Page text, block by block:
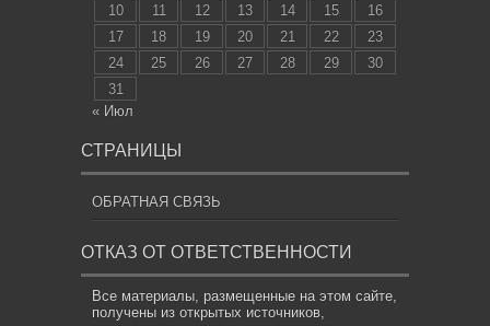
10
11 12 13 14 15
16
17
18 19 20 21 22
23
24
25 26 27 28 29
30
31
« Июл
СТРАНИЦЫ
ОБРАТНАЯ СВЯЗЬ
ОТКАЗ ОТ ОТВЕТСТВЕННОСТИ
Все материалы, размещенные на этом сайте,
получены из открытых источников,